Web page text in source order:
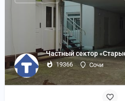
Частный сектор
19366 Сочи